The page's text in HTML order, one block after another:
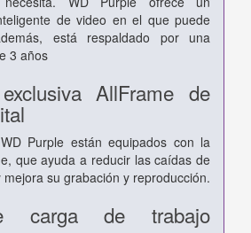
de video en el que puede
está respaldado por una
3 años
AllFrame de
Purple están equipados con la
que ayuda a reducir las caídas de
su grabación y reproducción.
carga de trabajo